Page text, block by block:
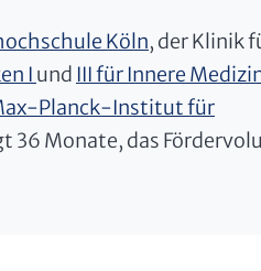
Köln, der Klinik
I und III für Innere
Planck-Institut für
Monate, das